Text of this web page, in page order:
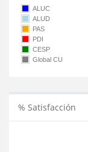
ALUC
ALUD
PAS
PDI
CESP
Global CU
% Satisfacción